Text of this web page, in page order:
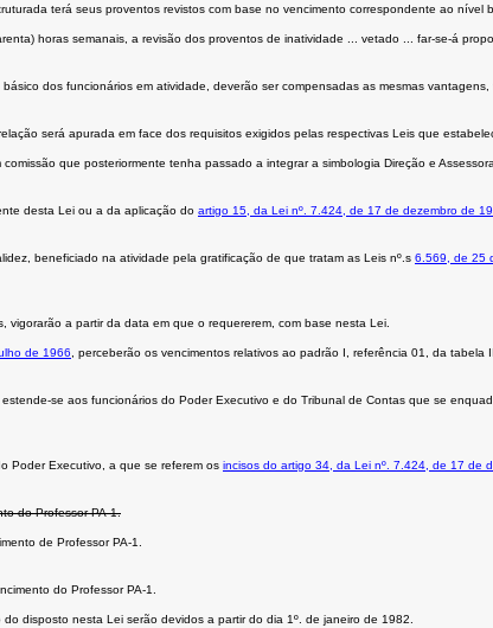
terá seus proventos revistos com base no vencimento correspondente ao nível
horas semanais, a revisão dos proventos de inatividade ... vetado ... far-se-á
dos funcionários em atividade, deverão ser compensadas as mesmas
será apurada em face dos requisitos exigidos pelas respectivas Leis que
que posteriormente tenha passado a integrar a simbologia Direção e
desta Lei ou a da aplicação do artigo 15, da Lei nº. 7.424, de 17 de dezembro de
beneficiado na atividade pela gratificação de que tratam as Leis nº.s 6.569, de 25
a partir da data em que o requererem, com base nesta Lei.
de 1966 , perceberão os vencimentos relativos ao padrão I, referência 01, da tabela
, estende-se aos funcionários do Poder Executivo e do Tribunal de Contas que se
Poder Executivo, a que se referem os incisos do artigo 34, da Lei nº. 7.424, de 17 de
do Professor PA-1.
de Professor PA-1.
do Professor PA-1.
disposto nesta Lei serão devidos a partir do dia 1º. de janeiro de 1982.